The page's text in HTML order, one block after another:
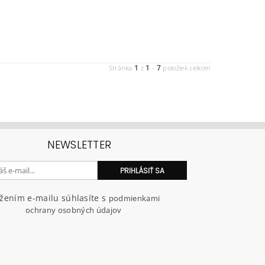
Stránka 1 z 1 - 7 položiek celkom
NEWSLETTER
e-mailu súhlasíte s podmienkami
ochrany osobných údajov